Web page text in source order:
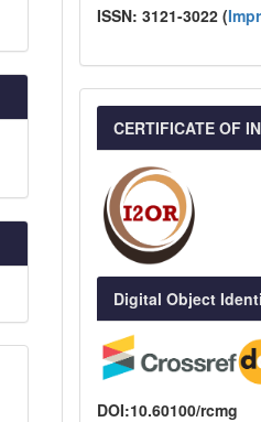
ISSN: 3121-3022 (I
CERTIFICATE OF
Digital Object
DOI:10.60100/rcmg